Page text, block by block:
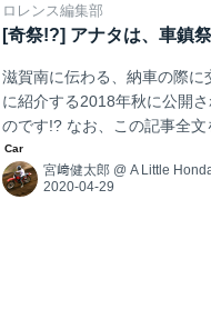
ロレンス編集部
[奇祭!?] アナタは、車鎮
滋賀南に伝わる、納車の際
に紹介する2018年秋に公開
のです!? なお、この記事全文
はお控えください・・・絶対
宮﨑健太郎 @ A Little